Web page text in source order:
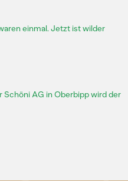
einmal. Jetzt ist wilder
AG in Oberbipp wird der